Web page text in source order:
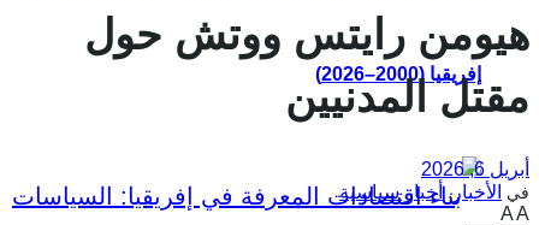
إفريقيا (2000–2026)
هيومن رايتس ووتش حول
مقتل المدنيين
أبريل 6, 2026
في الأخبار ,أخبار سياسية
AA